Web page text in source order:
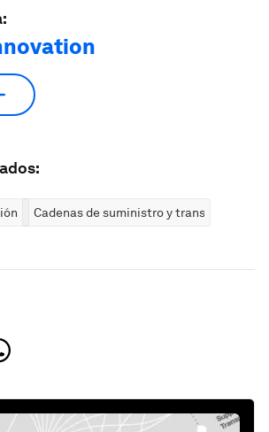
Cadenas de suministro y transporte